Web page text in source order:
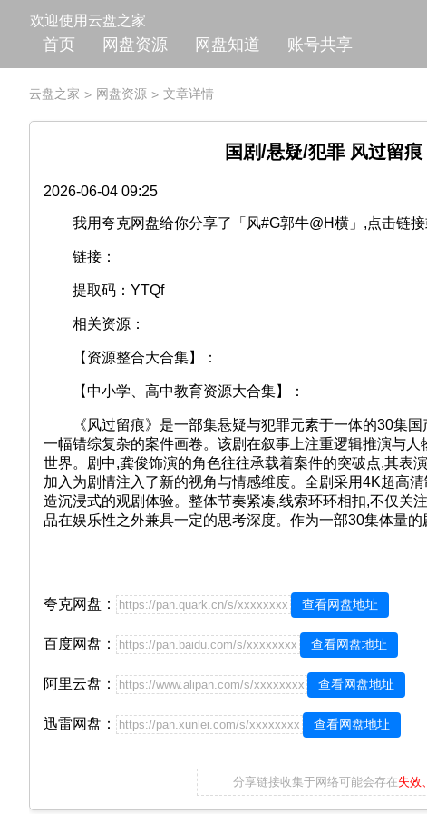
欢迎使用云盘之家
首页 网盘资源 网盘知道 账号共享
云盘之家 > 网盘资源 > 文章详情
国剧/悬疑/犯罪 风过留
2026-06-04 09:25
我用夸克网盘给你分享了「风#G郭牛@H横」,点击链接
链接：
提取码：YTQf
相关资源：
【资源整合大合集】：
【中小学、高中教育资源大合集】：
《风过留痕》是一部集悬疑与犯罪元素于一体的30集国
一幅错综复杂的案件画卷。该剧在叙事上注重逻辑推演与
世界。剧中,龚俊饰演的角色往往承载着案件的突破点,其表
加入为剧情注入了新的视角与情感维度。全剧采用4K超高
造沉浸式的观剧体验。整体节奏紧凑,线索环环相扣,不仅关
品在娱乐性之外兼具一定的思考深度。作为一部30集体量
夸克网盘： https://pan.quark.cn/s/xxxxxxxx 查看网盘地址
百度网盘： https://pan.baidu.com/s/xxxxxxxx 查看网盘地址
阿里云盘： https://www.alipan.com/s/xxxxxxxx 查看网盘地址
迅雷网盘： https://pan.xunlei.com/s/xxxxxxxx 查看网盘地址
分享链接收集于网络可能会存在失效